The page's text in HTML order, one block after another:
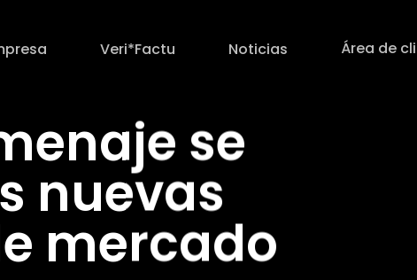
Veri*Factu Noticias Área de
se
nuevas
mercado